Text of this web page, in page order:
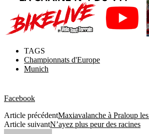
TAGS
Championnats d'Europe
Munich
Facebook
Article précédentMaxiavalanche à Praloup
Article suivantN’ayez plus peur des racines